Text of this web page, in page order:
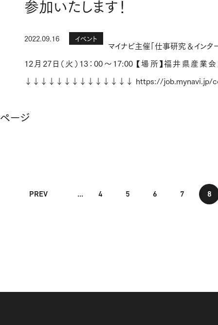
参加いたします！
2022.09.16 イベント
マイナビ主催「仕事研究＆インタ
12月27日（火）13：00～17:00 【場所】福井県産
↓↓↓↓↓↓↓↓↓↓↓↓↓↓ https://job.mynavi.jp/
ページ
PREV … 4 5 6 7 8